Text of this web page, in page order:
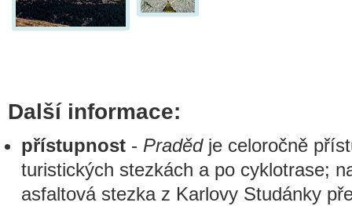
Další informace:
přístupnost - Pradědje celoročně
turistických stezkách a po cyklotrase;
asfaltová stezka z Karlovy Studánky